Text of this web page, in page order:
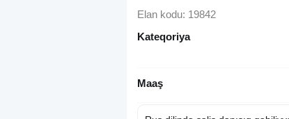
Elan kodu: 19842
Kateqoriya
Maaş